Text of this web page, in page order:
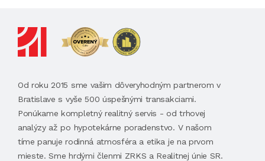
Od roku 2015 sme vašim dôveryhodným partnerom v
Bratislave s vyše 500 úspešnými transakciami.
Ponúkame kompletný realitný servis - od trhovej
analýzy až po hypotekárne poradenstvo. V našom
tíme panuje rodinná atmosféra a etika je na prvom
mieste. Sme hrdými členmi ZRKS a Realitnej únie SR.